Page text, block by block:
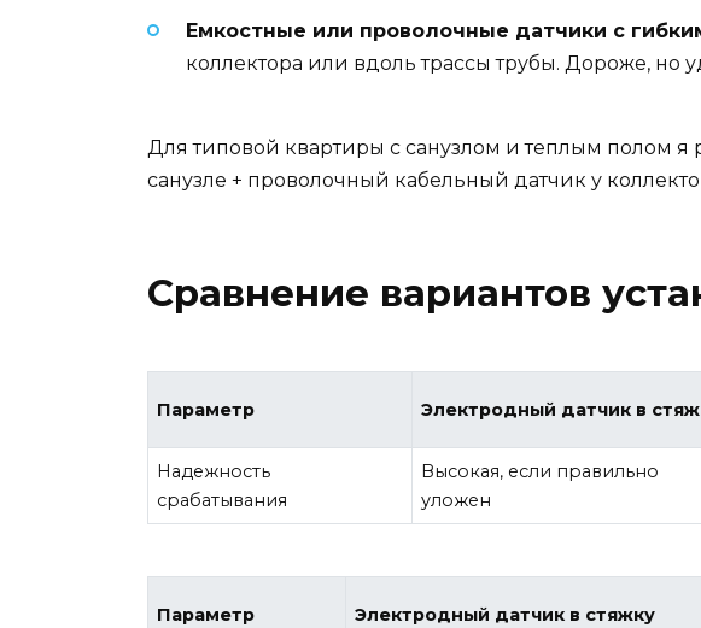
Емкостные или проволочные датчики с
коллектора или вдоль трассы трубы. Дороже, но
Для типовой квартиры с санузлом и теплым полом
санузле + проволочный кабельный датчик у
Сравнение вариантов
Параметр Электродный датчик в
Надежность
срабатывания
Высокая, если правильно
уложен
Параметр Электродный датчик в стяжку